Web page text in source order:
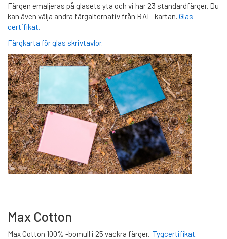
Färgen emaljeras på glasets yta och vi har 23 standardfärger. Du
kan även välja andra färgalternativ från RAL-kartan. Glas
certifikat.
Färgkarta för glas skrivtavlor.
Max Cotton
Max Cotton 100% -bomull i 25 vackra färger. Tygcertifikat.